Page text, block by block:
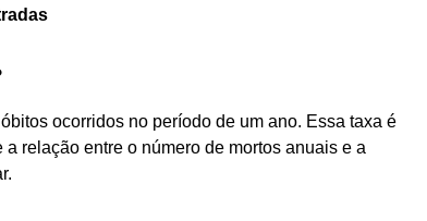
ocorridos no período de um ano. Essa taxa é
relação entre o número de mortos anuais e a